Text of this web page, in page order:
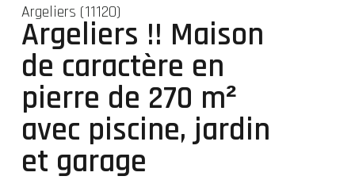
Argeliers (11120)
Argeliers !! Maison
de caractère en
pierre de 270 m²
avec piscine, jardin
et garage